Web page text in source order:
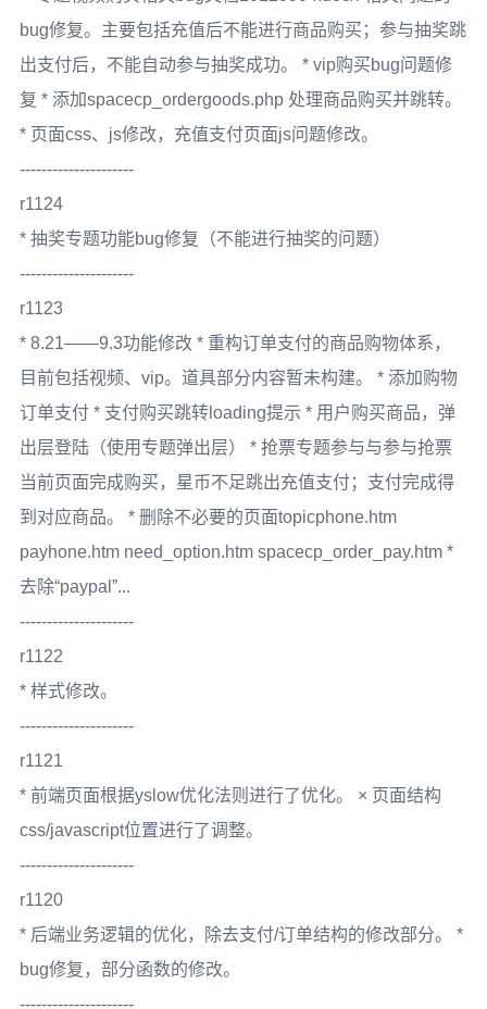
bug修复。主要包括充值后不能进行商品购买；参与抽奖跳
出支付后，不能自动参与抽奖成功。 * vip购买bug问题修
复 * 添加spacecp_ordergoods.php 处理商品购买并跳转。
* 页面css、js修改，充值支付页面js问题修改。
---------------------
r1124
* 抽奖专题功能bug修复（不能进行抽奖的问题）
---------------------
r1123
* 8.21——9.3功能修改 * 重构订单支付的商品购物体系，
目前包括视频、vip。道具部分内容暂未构建。 * 添加购物
订单支付 * 支付购买跳转loading提示 * 用户购买商品，弹
出层登陆（使用专题弹出层） * 抢票专题参与与参与抢票
当前页面完成购买，星币不足跳出充值支付；支付完成得
到对应商品。 * 删除不必要的页面topicphone.htm
payhone.htm need_option.htm spacecp_order_pay.htm *
去除“paypal”...
---------------------
r1122
* 样式修改。
---------------------
r1121
* 前端页面根据yslow优化法则进行了优化。 × 页面结构
css/javascript位置进行了调整。
---------------------
r1120
* 后端业务逻辑的优化，除去支付/订单结构的修改部分。 *
bug修复，部分函数的修改。
---------------------